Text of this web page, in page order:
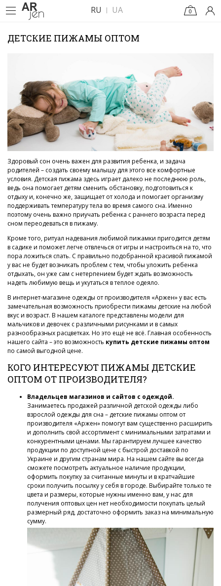
RU UA 0
ДЕТСКИЕ ПИЖАМЫ ОПТОМ
Здоровый сон очень важен для развития ребенка, и задача
родителей – создать своему малышу для этого все комфортные
условия. Детская пижама здесь играет далеко не последнюю роль,
ведь она помогает детям сменить обстановку, подготовиться к
отдыху и, конечно же, защищает от холода и помогает организму
поддерживать температуру тела во время самого сна. Именно
поэтому очень важно приучать ребенка с раннего возраста перед
сном переодеваться в пижаму.
Кроме того, ритуал надевания любимой пижамки пригодится детям
в садике и поможет легче отвлечься от игры и настроиться на то, что
пора ложиться спать. С правильно подобранной красивой пижамой
у вас не будет возникать проблем с тем, чтобы уложить ребенка
отдыхать, он уже сам с нетерпением будет ждать возможность
надеть любимую вещь и укутаться в теплое одеяло.
В интернет-магазине одежды от производителя «Аржен» у вас есть
замечательная возможность приобрести пижамы детские на любой
вкус и возраст. В нашем каталоге представлены модели для
мальчиков и девочек с различными рисунками и в самых
разнообразных расцветках. Но это ещё не всё. Главная особенность
нашего сайта – это возможность купить детские пижамы оптом
по самой выгодной цене.
КОГО ИНТЕРЕСУЮТ ПИЖАМЫ ДЕТСКИЕ
ОПТОМ ОТ ПРОИЗВОДИТЕЛЯ?
Владельцев магазинов и сайтов с одеждой.
Занимаетесь продажей различной детской одежды либо
взрослой одежды для сна – детские пижамы оптом от
производителя «Аржен» помогут вам существенно расширить
и дополнить свой ассортимент с минимальными затратами и
конкурентными ценами. Мы гарантируем лучшее качество
продукции по доступной цене с быстрой доставкой по
Украине и другим странам мира. На нашем сайте вы всегда
сможете посмотреть актуальное наличие продукции,
оформить покупку за считанные минуты и в кратчайшие
сроки получить посылку у себя в городе. Выбирайте только те
цвета и размеры, которые нужны именно вам, у нас для
получения оптовых цен нет необходимости покупать целый
размерный ряд, достаточно оформить заказ на минимальную
сумму.